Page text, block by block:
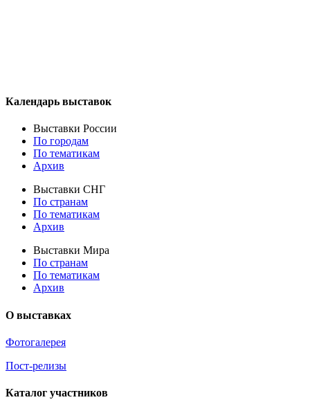
Календарь выставок
Выставки России
По городам
По тематикам
Архив
Выставки СНГ
По странам
По тематикам
Архив
Выставки Мира
По странам
По тематикам
Архив
О выставках
Фотогалерея
Пост-релизы
Каталог участников